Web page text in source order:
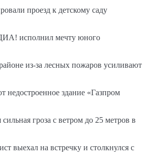
проезд к детскому саду
исполнил мечту юного
из-за лесных пожаров усиливают
здание «Газпром
гроза с ветром до 25 метров в
выехал на встречку и столкнулся с